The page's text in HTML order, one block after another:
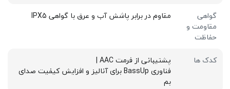
گواهی
مقاومت و
حفاظت
مقاوم در برابر پاشش آب و عرق با گواهی IPX5
کدک ها
پشتیبانی از فرمت AAC |
فناوری BassUp برای آنالیز و افزایش کیفیت صدای
بم